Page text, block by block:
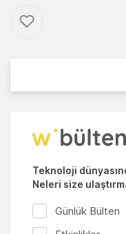
Teknoloji
Neleri size
Günlük Bülten